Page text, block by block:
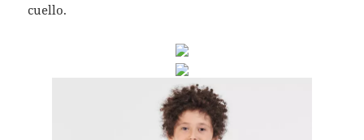
cuello.